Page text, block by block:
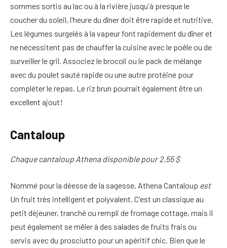
sommes sortis au lac ou à la rivière jusqu'à presque le
coucher du soleil, l'heure du dîner doit être rapide et nutritive.
Les légumes surgelés à la vapeur font rapidement du dîner et
ne nécessitent pas de chauffer la cuisine avec le poêle ou de
surveiller le gril. Associez le brocoli ou le pack de mélange
avec du poulet sauté rapide ou une autre protéine pour
compléter le repas. Le riz brun pourrait également être un
excellent ajout!
Cantaloup
Chaque cantaloup Athena disponible pour 2,55 $
Nommé pour la déesse de la sagesse, Athena Cantaloup est
Un fruit très intelligent et polyvalent. C'est un classique au
petit déjeuner, tranché ou rempli de fromage cottage, mais il
peut également se mêler à des salades de fruits frais ou
servis avec du prosciutto pour un apéritif chic. Bien que le